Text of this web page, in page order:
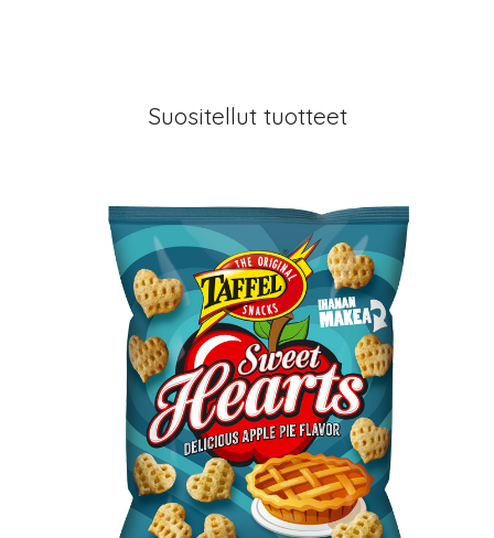
Suositellut tuotteet